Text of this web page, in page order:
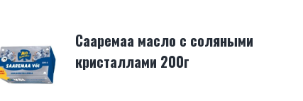
Сааремаа масло с соляными
кристаллами 200г